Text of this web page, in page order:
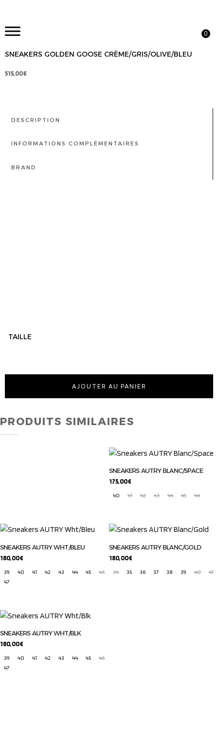
0
SNEAKERS GOLDEN GOOSE CRÈME/GRIS/OLIVE/BLEU
515,00€
DESCRIPTION
INFORMATIONS COMPLÉMENTAIRES
BRAND
TAILLE
AJOUTER AU PANIER
PRODUITS SIMILAIRES
SNEAKERS AUTRY BLANC/SPACE
175,00€
40
41 42 43 44 45 46
SNEAKERS AUTRY WHT/BLEU
180,00€
39
40 41 42 43 44 45
46
47
SNEAKERS AUTRY BLANC/GOLD
180,00€
34
35 36 37 38 39 40 41
SNEAKERS AUTRY WHT/BLK
180,00€
39
40 41 42 43 44 45
46
47